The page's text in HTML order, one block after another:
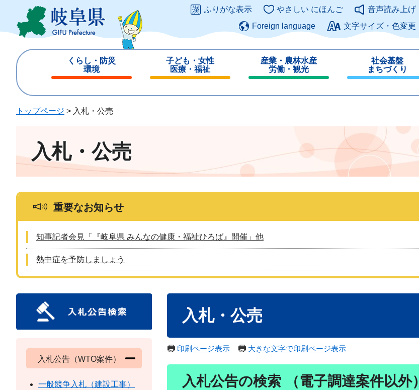
ジ
ュ
このページの本文へ
ふりがな表示 やさしい にほんご
音声読み上げ
Foreign language
文字サイズ・色変更
くらし・防災
環境
じ
子ども・女性
医療・福祉
じ
産業・農林水産
労働・観光
じ
社会基盤
まちづくり
じ
トップページ > 入札・公売
入札・公売
重要なお知らせ
知事記者会見「『岐阜県 みんなの健康・福祉ひろば』開催」他
熱中症を予防しましょう
入札・公売
印刷ページ表示 大きな文字で印刷ページ表示
入札公告の検索 （電子調達案件以外）
入札公告（WTO案件）
一般競争入札（建設工事）